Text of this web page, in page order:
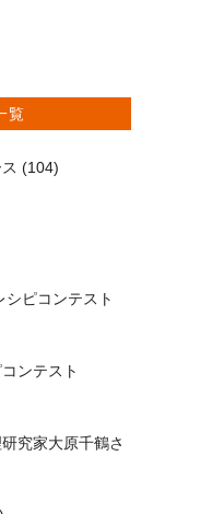
覧
(104)
ピコンテスト
ンテスト
究家大原千鶴さ